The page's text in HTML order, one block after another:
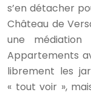
s’en détacher
Château de
une
Appartements
librement les
« tout voir »,